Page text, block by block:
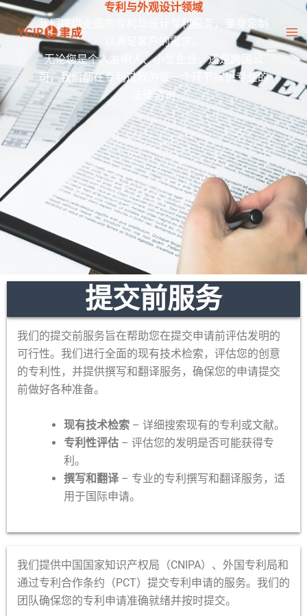
跳
内
专利与外观设计领域
我们提供全面的专利与设计专利服务，量身定制
以满足客户的需求。
无论您是个人发明人、小型企业，还是跨国公
司，我们都在专利过程的每一个环节提供专业的
法律咨询
提交前服务
我们的提交前服务旨在帮助您在提交申请前评估发明的
可行性。我们进行全面的现有技术检索，评估您的创意
的专利性，并提供撰写和翻译服务，确保您的申请提交
前做好各种准备。
现有技术检索 – 详细搜索现有的专利或文献。
专利性评估 – 评估您的发明是否可能获得专
利。
撰写和翻译 – 专业的专利撰写和翻译服务，适
用于国际申请。
我们提供中国国家知识产权局（CNIPA）、外国专利局和
通过专利合作条约（PCT）提交专利申请的服务。我们的
团队确保您的专利申请准确就绪并按时提交。